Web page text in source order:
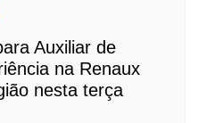
Auxiliar de
na Renaux
nesta terça